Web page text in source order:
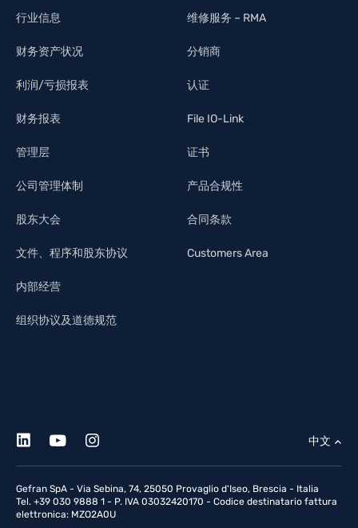
行业信息
财务资产状况
利润/亏损报表
财务报表
管理层
公司管理体制
股东大会
文件、程序和股东协议
内部经营
组织协议及道德规范
维修服务 – RMA
分销商
认证
File IO-Link
证书
产品合规性
合同条款
Customers Area
Gefran SpA - Via Sebina, 74, 25050 Provaglio d'Iseo, Brescia - Italia
Tel. +39 030 9888 1 - P. IVA 03032420170 - Codice destinatario fattura
elettronica: MZO2A0U
中文